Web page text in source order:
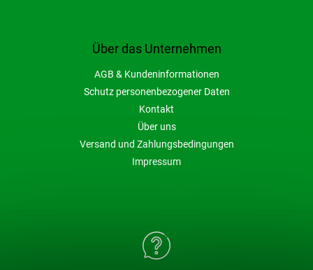
Über das Unternehmen
AGB & Kundeninformationen
Schutz personenbezogener Daten
Kontakt
Über uns
Versand und Zahlungsbedingungen
Impressum